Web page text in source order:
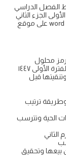
الفصل الدراسي
الجزء الثاني
من المقرر 1447 قابلة للطباعة وتنزيل بصيغة pdf أو word على موقع
محلول
الأولى ١٤٤٧
قبل
ترتيب
الحية وتترسب
وتحقيق